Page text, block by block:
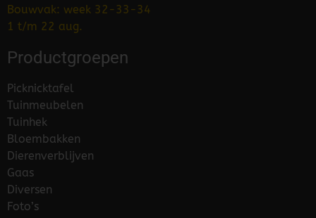
Bouwvak: week 32-33-34
1 t/m 22 aug.
Productgroepen
Picknicktafel
Tuinmeubelen
Tuinhek
Bloembakken
Dierenverblijven
Gaas
Diversen
Foto’s